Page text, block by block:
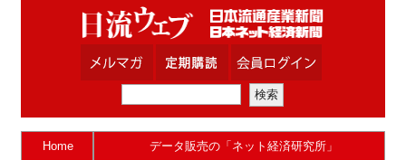
Home データ販売の「ネット経済研究所」